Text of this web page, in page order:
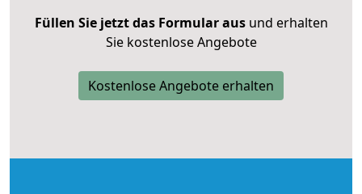
Füllen Sie jetzt das Formular ausund erhalten
Sie kostenlose Angebote
Kostenlose Angebote erhalten